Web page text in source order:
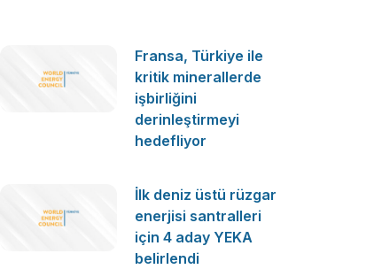
Fransa, Türkiye ile
kritik minerallerde
işbirliğini
derinleştirmeyi
hedefliyor
İlk deniz üstü rüzgar
enerjisi santralleri
için 4 aday YEKA
belirlendi